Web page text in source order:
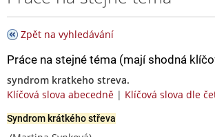
Zpět na vyhledávání
Práce na stejné téma (mají shodná
syndrom kratkeho streva.
Klíčová slova abecedně | Klíčová slova dle
Syndrom krátkého střeva